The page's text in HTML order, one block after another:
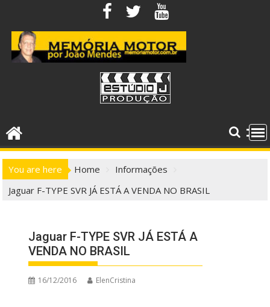
content
You are here Home
Informações
Jaguar F-TYPE SVR JÁ ESTÁ A VENDA NO BRASIL
Jaguar F-TYPE SVR JÁ ESTÁ A
VENDA NO BRASIL
16/12/2016 ElenCristina